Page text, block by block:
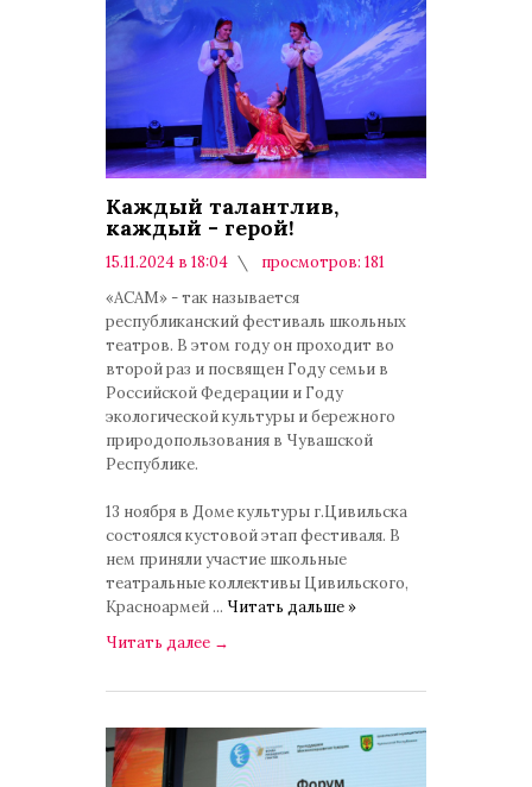
Каждый талантлив,
каждый - герой!
15.11.2024 в 18:04
просмотров: 181
«АСАМ» - так называется
республиканский фестиваль школьных
театров. В этом году он проходит во
второй раз и посвящен Году семьи в
Российской Федерации и Году
экологической культуры и бережного
природопользования в Чувашской
Республике.
13 ноября в Доме культуры г.Цивильска
состоялся кустовой этап фестиваля. В
нем приняли участие школьные
театральные коллективы Цивильского,
Красноармей ... Читать дальше »
Читать далее →